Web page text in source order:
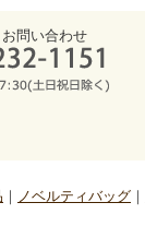
問い合わせ
ノベルティバッグ